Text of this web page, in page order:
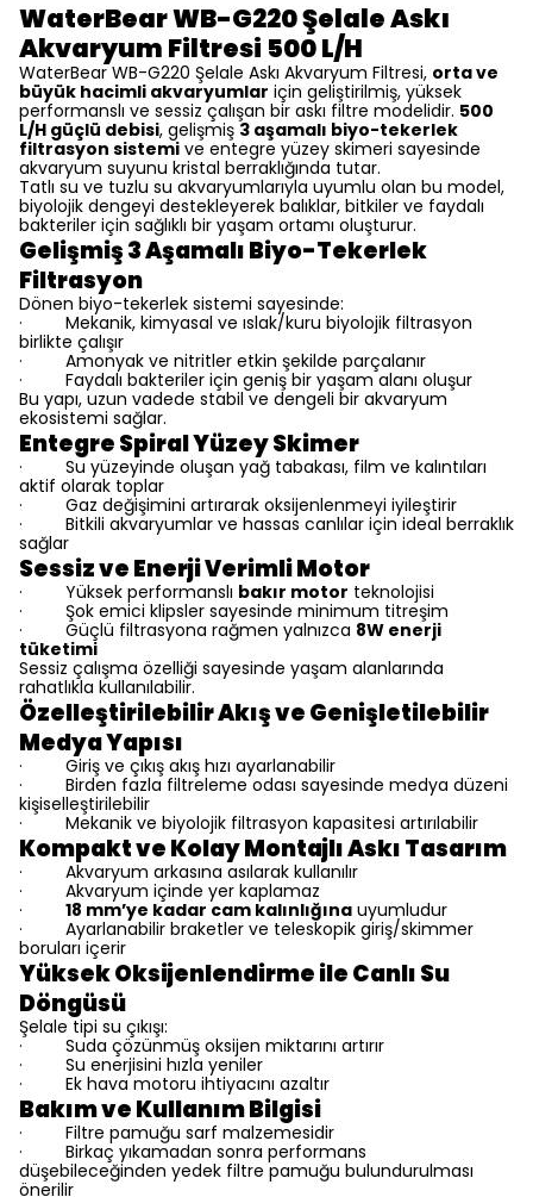
WaterBear WB-G220 Şelale Askı
Akvaryum Filtresi 500 L/H
WaterBear WB-G220 Şelale Askı Akvaryum Filtresi, orta ve
büyük hacimli akvaryumlar için geliştirilmiş, yüksek
performanslı ve sessiz çalışan bir askı filtre modelidir. 500
L/H güçlü debisi, gelişmiş 3 aşamalı biyo-tekerlek
filtrasyon sistemi ve entegre yüzey skimeri sayesinde
akvaryum suyunu kristal berraklığında tutar.
Tatlı su ve tuzlu su akvaryumlarıyla uyumlu olan bu model,
biyolojik dengeyi destekleyerek balıklar, bitkiler ve faydalı
bakteriler için sağlıklı bir yaşam ortamı oluşturur.
Gelişmiş 3 Aşamalı Biyo-Tekerlek
Filtrasyon
Dönen biyo-tekerlek sistemi sayesinde:
·
Mekanik, kimyasal ve ıslak/kuru biyolojik filtrasyon
birlikte çalışır
· Amonyak ve nitritler etkin şekilde parçalanır
·
Faydalı bakteriler için geniş bir yaşam alanı oluşur
Bu yapı, uzun vadede stabil ve dengeli bir akvaryum
ekosistemi sağlar.
Entegre Spiral Yüzey Skimer
·
Su yüzeyinde oluşan yağ tabakası, film ve kalıntıları
aktif olarak toplar
· Gaz değişimini artırarak oksijenlenmeyi iyileştirir
·
Bitkili akvaryumlar ve hassas canlılar için ideal berraklık
sağlar
Sessiz ve Enerji Verimli Motor
· Yüksek performanslı bakır motor teknolojisi
· Şok emici klipsler sayesinde minimum titreşim
· Güçlü filtrasyona rağmen yalnızca 8W enerji
tüketimi
Sessiz çalışma özelliği sayesinde yaşam alanlarında
rahatlıkla kullanılabilir.
Özelleştirilebilir Akış ve Genişletilebilir
Medya Yapısı
· Giriş ve çıkış akış hızı ayarlanabilir
·
Birden fazla filtreleme odası sayesinde medya düzeni
kişiselleştirilebilir
· Mekanik ve biyolojik filtrasyon kapasitesi artırılabilir
Kompakt ve Kolay Montajlı Askı Tasarım
· Akvaryum arkasına asılarak kullanılır
· Akvaryum içinde yer kaplamaz
· 18 mm’ye kadar cam kalınlığına uyumludur
·
Ayarlanabilir braketler ve teleskopik giriş/skimmer
boruları içerir
Yüksek Oksijenlendirme ile Canlı Su
Döngüsü
Şelale tipi su çıkışı:
· Suda çözünmüş oksijen miktarını artırır
· Su enerjisini hızla yeniler
· Ek hava motoru ihtiyacını azaltır
Bakım ve Kullanım Bilgisi
· Filtre pamuğu sarf malzemesidir
·
Birkaç yıkamadan sonra performans
düşebileceğinden yedek filtre pamuğu bulundurulması
önerilir